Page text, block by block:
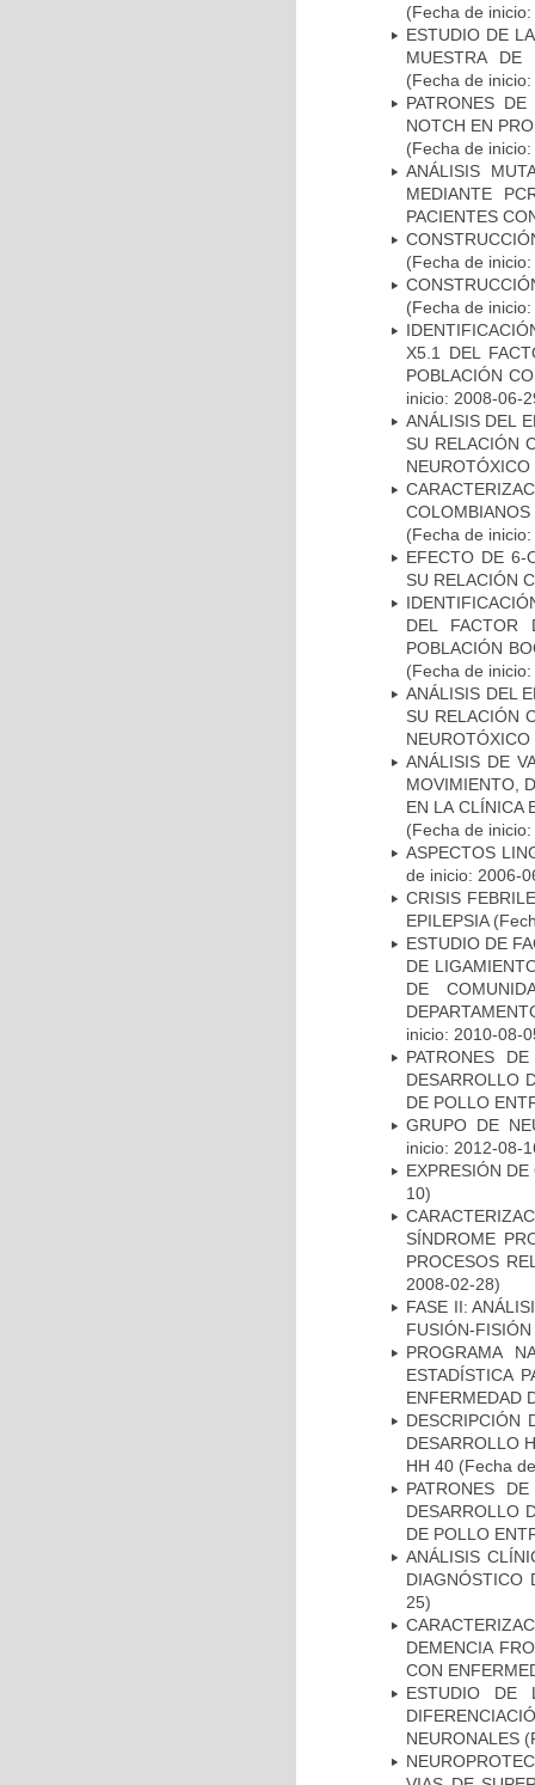
(Fecha de
ESTUDIO DE
MUESTRA DE
(Fecha de
PATRONES
NOTCH EN
(Fecha de
ANÁLISIS
MEDIANTE
PACIENTES
(Fecha de
(Fecha de
X5.1 DEL
POBLACIÓN
inicio: 2008-06-
ANÁLISIS DEL
SU RELACIÓN
NEUROTÓXICO
(Fecha de
EFECTO DE 6-
SU RELACIÓN
DEL FACTOR
POBLACIÓN
(Fecha de
ANÁLISIS DEL
SU RELACIÓN
NEUROTÓXICO
ANÁLISIS DE
MOVIMIENTO,
EN LA CLÍNICA
(Fecha de
ASPECTOS
de inicio: 2006-
CRISIS
EPILEPSIA
ESTUDIO DE
DE
DE
inicio: 2010-08-
PATRONES
DESARROLLO
DE POLLO
GRUPO DE
inicio: 2012-08-
EXPRESIÓN
10)
SÍNDROME
PROCESOS
2008-02-28)
FASE II:
FUSIÓN-
PROGRAMA
ESTADÍSTICA
ENFERMEDAD
DESCRIPCIÓN
DESARROLLO
HH 40 (Fecha
PATRONES
DESARROLLO
DE POLLO
ANÁLISIS
DIAGNÓSTICO
25)
DEMENCIA
CON
ESTUDIO DE
NEURONALES